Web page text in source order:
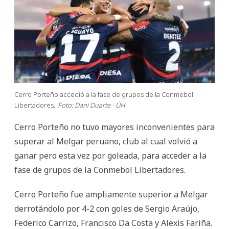
Cerro Porteño accedió a la fase de grupos de la Conmebol
Libertadores. Foto: Dani Duarte - ÚH
Cerro Porteño no tuvo mayores inconvenientes para
superar al Melgar peruano, club al cual volvió a
ganar pero esta vez por goleada, para acceder a la
fase de grupos de la Conmebol Libertadores.
Cerro Porteño fue ampliamente superior a Melgar
derrotándolo por 4-2 con goles de Sergio Araújo,
Federico Carrizo, Francisco Da Costa y Alexis Fariña.